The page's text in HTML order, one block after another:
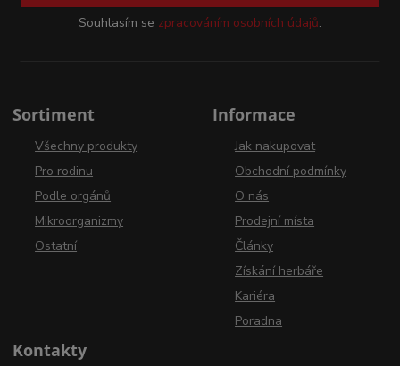
Souhlasím se zpracováním osobních údajů.
Sortiment
Všechny produkty
Pro rodinu
Podle orgánů
Mikroorganizmy
Ostatní
Informace
Jak nakupovat
Obchodní podmínky
O nás
Prodejní místa
Články
Získání herbáře
Kariéra
Poradna
Kontakty